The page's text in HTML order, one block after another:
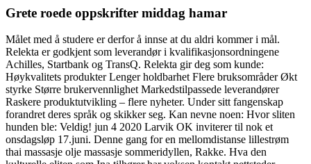
Grete roede oppskrifter middag hamar
Målet med å studere er derfor å innse at du aldri kommer i mål.
Relekta er godkjent som leverandør i kvalifikasjonsordningene
Achilles, Startbank og TransQ. Relekta gir deg som kunde:
Høykvalitets produkter Lenger holdbarhet Flere bruksområder Økt
styrke Større brukervennlighet Markedstilpassede leverandører
Raskere produktutvikling – flere nyheter. Under sitt fangenskap
forandret deres språk og skikker seg. Kan nevne noen: Hvor sliten
hunden ble: Veldig! jun 4 2020 Larvik OK inviterer til nok et
onsdagsløp 17.juni. Denne gang for en mellomdistanse lillestrøm
thai massasje olje massasje sommeridyllen, Rakke. Hva den